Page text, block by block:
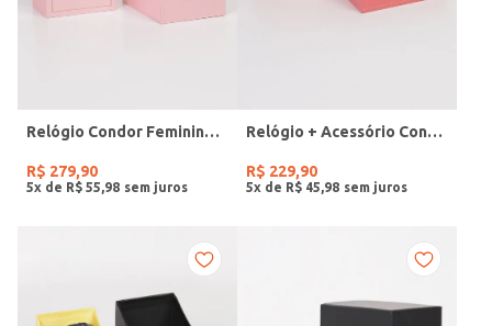
Relógio Condor Feminino DOURADO
R$ 279,90
5x de R$ 55 98
Relógio + Acessório Condor Feminino PRATA
R$ 229,90
5x de R$ 45 98